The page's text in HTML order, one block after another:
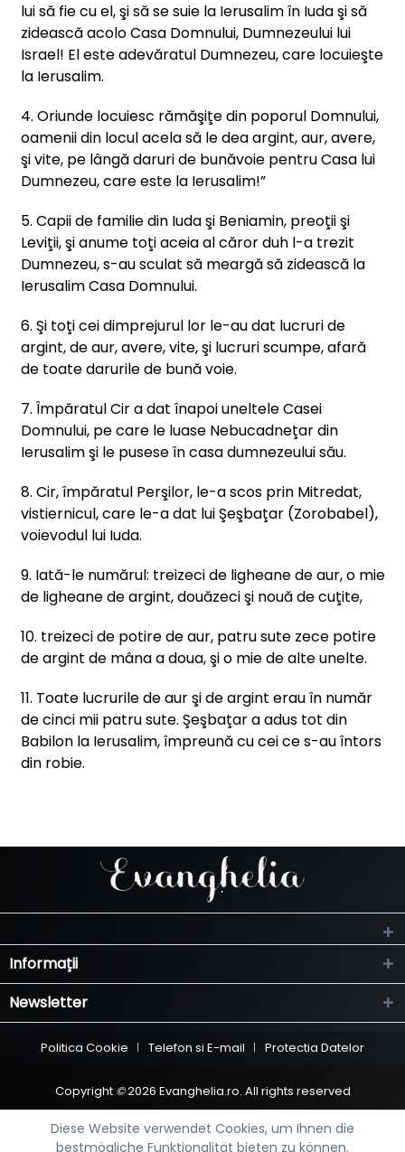
lui să fie cu el, şi să se suie la Ierusalim în Iuda şi să
zidească acolo Casa Domnului, Dumnezeului lui
Israel! El este adevăratul Dumnezeu, care locuieşte
la Ierusalim.
4. Oriunde locuiesc rămăşiţe din poporul Domnului,
oamenii din locul acela să le dea argint, aur, avere,
şi vite, pe lângă daruri de bunăvoie pentru Casa lui
Dumnezeu, care este la Ierusalim!”
5. Capii de familie din Iuda şi Beniamin, preoţii şi
Leviţii, şi anume toţi aceia al căror duh l-a trezit
Dumnezeu, s-au sculat să meargă să zidească la
Ierusalim Casa Domnului.
6. Şi toţi cei dimprejurul lor le-au dat lucruri de
argint, de aur, avere, vite, şi lucruri scumpe, afară
de toate darurile de bună voie.
7. Împăratul Cir a dat înapoi uneltele Casei
Domnului, pe care le luase Nebucadneţar din
Ierusalim şi le pusese în casa dumnezeului său.
8. Cir, împăratul Perşilor, le-a scos prin Mitredat,
vistiernicul, care le-a dat lui Şeşbaţar (Zorobabel),
voievodul lui Iuda.
9. Iată-le numărul: treizeci de ligheane de aur, o mie
de ligheane de argint, douăzeci şi nouă de cuţite,
10. treizeci de potire de aur, patru sute zece potire
de argint de mâna a doua, şi o mie de alte unelte.
11. Toate lucrurile de aur şi de argint erau în număr
de cinci mii patru sute. Şeşbaţar a adus tot din
Babilon la Ierusalim, împreună cu cei ce s-au întors
din robie.
Informații
Newsletter
Politica Cookie Telefon si E-mail Protectia Datelor
Copyright ©2026 Evanghelia.ro. All rights reserved
Diese Website verwendet Cookies, um Ihnen die
bestmögliche Funktionalität bieten zu können.